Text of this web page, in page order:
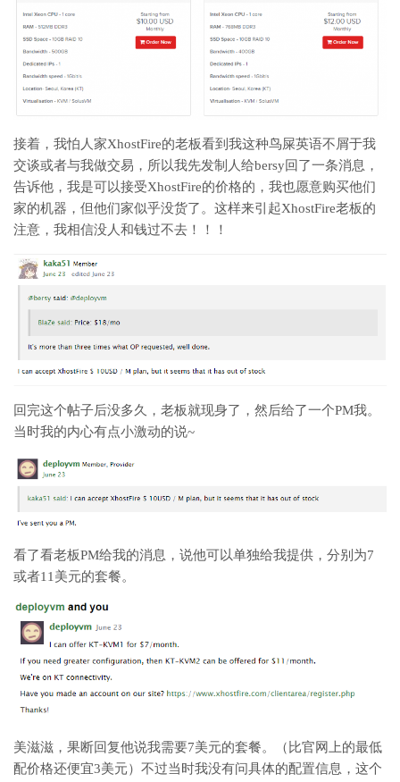
接着，我怕人家XhostFire的老板看到我这种鸟屎英语不屑于我
交谈或者与我做交易，所以我先发制人给bersy回了一条消息，
告诉他，我是可以接受XhostFire的价格的，我也愿意购买他们
家的机器，但他们家似乎没货了。这样来引起XhostFire老板的
注意，我相信没人和钱过不去！！！
回完这个帖子后没多久，老板就现身了，然后给了一个PM我。
当时我的内心有点小激动的说~
看了看老板PM给我的消息，说他可以单独给我提供，分别为7
或者11美元的套餐。
美滋滋，果断回复他说我需要7美元的套餐。（比官网上的最低
配价格还便宜3美元）不过当时我没有问具体的配置信息，这个